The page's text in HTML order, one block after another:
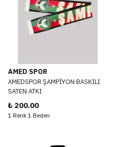
AMED SPOR
AMEDSPOR ŞAMPİYON BASKILI
SATEN ATKI
₺ 200.00
1 Renk 1 Beden